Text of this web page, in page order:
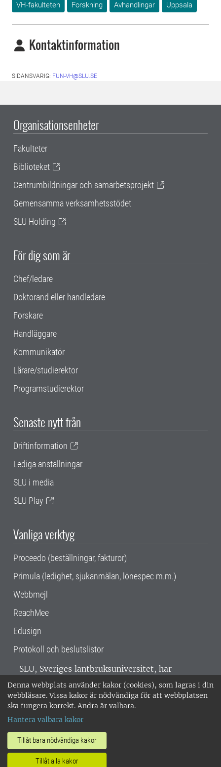
Denna webbplats använder kakor (cookies), som lagras i din
webbläsare. Vissa kakor är nödvändiga för att webbplatsen
ska fungera korrekt. Andra är valbara.
Hantera valbara kakor
Tillåt bara nödvändiga kakor
Tillåt alla kakor
VH-fakulteten
Forskning Avhandlingar Uppsala
Kontaktinformation
SIDANSVARIG: FUN-VH@SLU.SE
Organisationsenheter
Fakulteter
Biblioteket
Centrumbildningar och samarbetsprojekt
Gemensamma verksamhetsstödet
SLU Holding
För dig som är
Chef/ledare
Doktorand eller handledare
Forskare
Handläggare
Kommunikatör
Lärare/studierektor
Programstudierektor
Senaste nytt från
Driftinformation
Lediga anställningar
SLU i media
SLU Play
Vanliga verktyg
Proceedo (beställningar, fakturor)
Primula (ledighet, sjukanmälan, lönespec m.m.)
Webbmejl
ReachMee
Edusign
Protokoll och beslutslistor
SLU, Sveriges lantbruksuniversitet, har
verksamhet över hela Sverige. Huvudorter är
Alnarp, Uppsala och Umeå.SLU är
miljöcertifierat enligt ISO 14001. •
018-67 10 00 • Org nr: 202100-2817 •
Om SLU:s webbplatser
•Hantera kakor•Behandling av
personuppgifter